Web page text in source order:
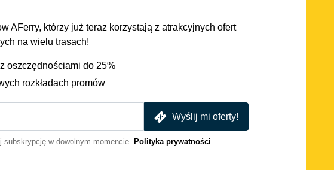
AFerry, którzy już teraz korzystają z atrakcyjnych ofert
na wielu trasach!
oszczędnościami do 25%
rozkładach promów
Wyślij mi oferty!
subskrypcję w dowolnym momencie. Polityka prywatności